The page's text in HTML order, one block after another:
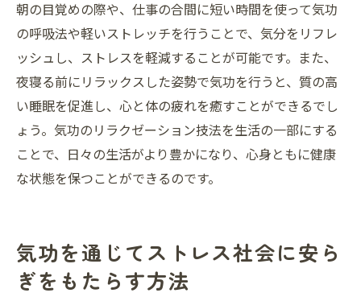
朝の目覚めの際や、仕事の合間に短い時間を使って気功
の呼吸法や軽いストレッチを行うことで、気分をリフレ
ッシュし、ストレスを軽減することが可能です。また、
夜寝る前にリラックスした姿勢で気功を行うと、質の高
い睡眠を促進し、心と体の疲れを癒すことができるでし
ょう。気功のリラクゼーション技法を生活の一部にする
ことで、日々の生活がより豊かになり、心身ともに健康
な状態を保つことができるのです。
気功を通じてストレス社会に安ら
ぎをもたらす方法